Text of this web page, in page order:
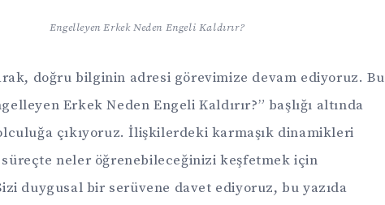
Engelleyen Erkek Neden Engeli Kaldırır?
doğru bilginin adresi görevimize devam ediyoruz. Bu
Erkek Neden Engeli Kaldırır?” başlığı altında
çıkıyoruz. İlişkilerdeki karmaşık dinamikleri
neler öğrenebileceğinizi keşfetmek için
duygusal bir serüvene davet ediyoruz, bu yazıda